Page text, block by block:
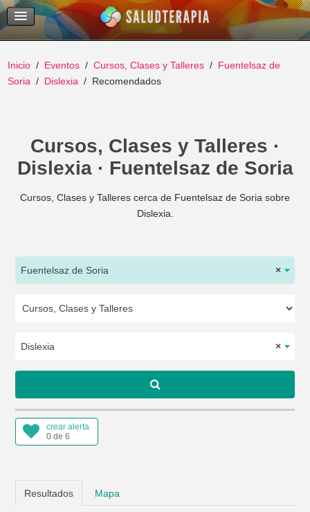
Temas Recientes
Buscar
Inicio Eventos Cursos, Clases y Talleres
Fuentelsaz de
Soria
Dislexia Recomendados
Cursos, Clases y Talleres ·
Dislexia · Fuentelsaz de Soria
Cursos, Clases y Talleres cerca de Fuentelsaz de Soria sobre
Dislexia.
×
Fuentelsaz de Soria
×
Dislexia
crear alerta
0 de 6
Resultados Mapa